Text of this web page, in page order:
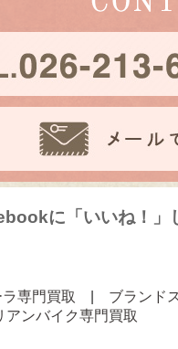
に「いいね！」
専門買取 ブランド
アンバイク専門買取